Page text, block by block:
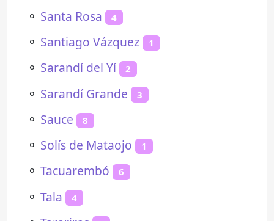
⚬ Santa Rosa 4
⚬ Santiago Vázquez 1
⚬ Sarandí del Yí 2
⚬ Sarandí Grande 3
⚬ Sauce 8
⚬ Solís de Mataojo 1
⚬ Tacuarembó 6
⚬ Tala 4